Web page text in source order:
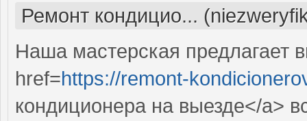
Ремонт кондицио...
Наша мастерская предлагает
href=https://remont-
кондиционера на выезде</a>